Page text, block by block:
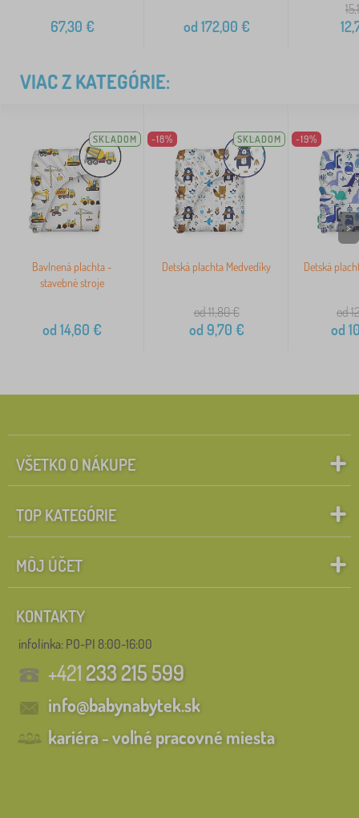
67,30 € od 172,00 €
VIAC Z KATEGÓRIE:
SKLADOM
Bavlnená plachta -
stavebné stroje
od 14,60 €
-18% SKLADOM
Detská plachta Medvedíky
od 11,80€
od 9,70 €
-19%
Detská
od
od
>
VŠETKO O NÁKUPE
TOP KATEGÓRIE
MÔJ ÚČET
KONTAKTY
infolinka: PO-PI 8:00-16:00
+421233 215 599
info@babynabytek.sk
kariéra - voľné pracovné miesta